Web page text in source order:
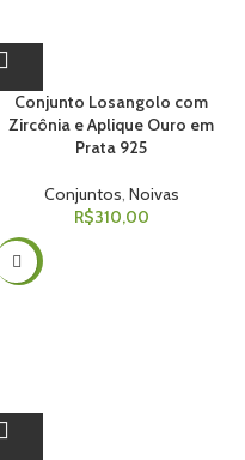
Conjunto Losangolo com
Zircônia e Aplique Ouro em
Prata 925
Conjuntos, Noivas
R$310,00
-25%